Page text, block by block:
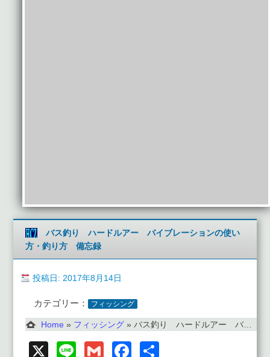
バス釣り ハードルアー バイブレーションの使い
方・釣り方 備忘録
投稿日: 2017年8月14日
カテゴリー： フィッシング
Home » フィッシング » バス釣り ハードルアー バイブレーションの使い方・釣り方 備忘録
X Line GmailFacebook